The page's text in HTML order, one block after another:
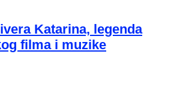
Katarina, legenda
filma i muzike